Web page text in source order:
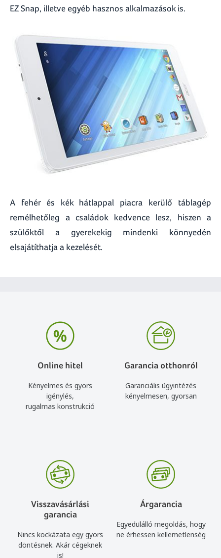
EZ Snap, illetve egyéb hasznos alkalmazások is.
A fehér és kék hátlappal piacra kerülő táblagép
remélhetőleg a családok kedvence lesz, hiszen a
szülőktől a gyerekekig mindenki könnyedén
elsajátíthatja a kezelését.
Online hitel
Kényelmes és gyors
igénylés,
rugalmas konstrukció
Garancia otthonról
Garanciális ügyintézés
kényelmesen, gyorsan
Visszavásárlási
garancia
Nincs kockázata egy gyors
döntésnek. Akár cégeknek
is!
Árgarancia
Egyedülálló megoldás, hogy
ne érhessen kellemetlenség